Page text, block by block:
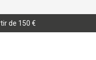
de 150 €